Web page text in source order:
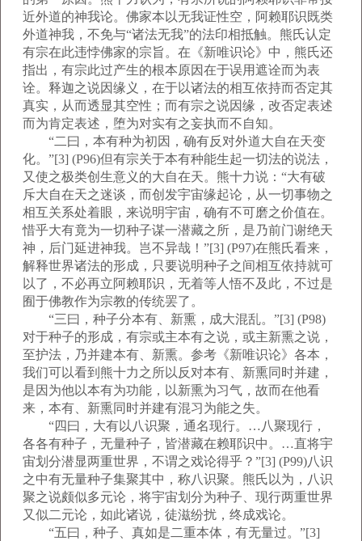
近外道的神我论。佛家本以无我证性空，阿赖耶识既类
外道神我，不免与“诸法无我”的法印相抵触。熊氏认定
有宗在此违悖佛家的宗旨。在《新唯识论》中，熊氏还
指出，有宗此过产生的根本原因在于误用遮诠而为表
诠。释迦之说因缘义，在于以诸法的相互依持而否定其
真实，从而透显其空性；而有宗之说因缘，改否定表述
而为肯定表述，堕为对实有之妄执而不自知。
“二曰，本有种为初因，确有反对外道大自在天变
化。”[3] (P96)但有宗关于本有种能生起一切法的说法，
又使之极类创生意义的大自在天。熊十力说：“大有破
斥大自在天之迷谈，而创发宇宙缘起论，从一切事物之
相互关系处着眼，来说明宇宙，确有不可磨之价值在。
惜乎大有竟为一切种子谋一潜藏之所，是乃前门谢绝天
神，后门延进神我。岂不异哉！”[3] (P97)在熊氏看来，
解释世界诸法的形成，只要说明种子之间相互依持就可
以了，不必再立阿赖耶识，无着等人悟不及此，不过是
囿于佛教作为宗教的传统罢了。
“三曰，种子分本有、新熏，成大混乱。”[3] (P98)
对于种子的形成，有宗或主本有之说，或主新熏之说，
至护法，乃并建本有、新熏。参考《新唯识论》各本，
我们可以看到熊十力之所以反对本有、新熏同时并建，
是因为他以本有为功能，以新熏为习气，故而在他看
来，本有、新熏同时并建有混习为能之失。
“四曰，大有以八识聚，通名现行。…八聚现行，
各各有种子，无量种子，皆潜藏在赖耶识中。…直将宇
宙划分潜显两重世界，不谓之戏论得乎？”[3] (P99)八识
之中有无量种子集聚其中，称八识聚。熊氏以为，八识
聚之说颇似多元论，将宇宙划分为种子、现行两重世界
又似二元论，如此诸说，徒滋纷扰，终成戏论。
“五曰，种子、真如是二重本体，有无量过。”[3]